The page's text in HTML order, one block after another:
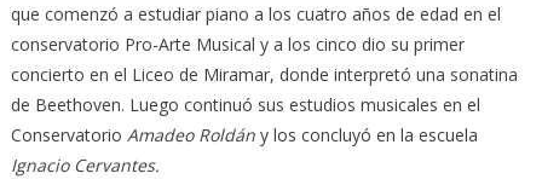
que comenzó a estudiar piano a los cuatro años de edad en el
conservatorio Pro-Arte Musical y a los cinco dio su primer
concierto en el Liceo de Miramar, donde interpretó una sonatina
de Beethoven. Luego continuó sus estudios musicales en el
Conservatorio Amadeo Roldány los concluyó en la escuela
Ignacio Cervantes.